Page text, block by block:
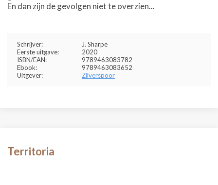
En dan zijn de gevolgen niet te overzien...
Schrijver:
J. Sharpe
Eerste uitgave:
2020
ISBN/EAN:
9789463083782
Ebook:
9789463083652
Uitgever:
Zilverspoor
Territoria